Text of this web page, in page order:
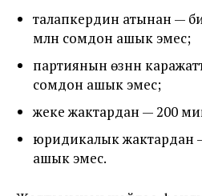
талапкердин атынан —
млн сомдон ашык эмес;
партиянын өзүнүн
сомдон ашык эмес;
жеке жактардан — 200
юридикалык жактардан
ашык эмес.